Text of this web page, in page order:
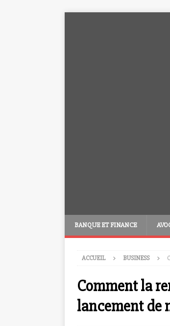
BANQUE ET FINANCE
ACCUEIL BUSINESS
Comment la
lancement de